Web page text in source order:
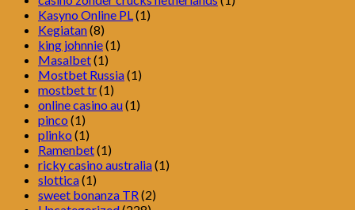
Kasyno Online PL(1)
Kegiatan(8)
king johnnie(1)
Masalbet(1)
Mostbet Russia(1)
mostbet tr(1)
online casino au(1)
pinco (1)
plinko (1)
Ramenbet(1)
ricky casino australia(1)
slottica(1)
sweet bonanza TR(2)